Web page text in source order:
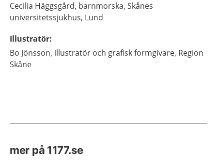
Cecilia Häggsgård, barnmorska, Skånes
universitetssjukhus, Lund
Illustratör:
Bo Jönsson, illustratör och grafisk formgivare, Region
Skåne
mer på 1177.se